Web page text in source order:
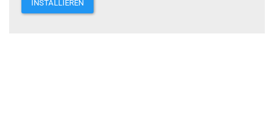
INSTALLIEREN